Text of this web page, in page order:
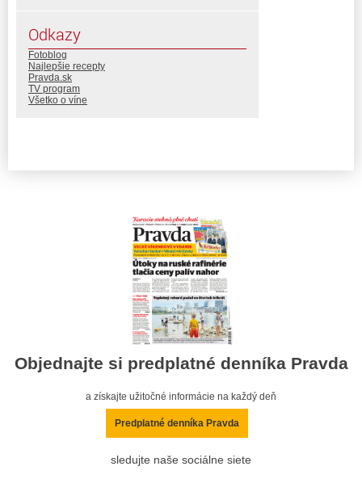
Odkazy
Fotoblog
Najlepšie recepty
Pravda.sk
TV program
Všetko o víne
Objednajte si predplatné denníka Pravda
a získajte užitočné informácie na každý deň
Predplatné denníka Pravda
sledujte naše sociálne siete